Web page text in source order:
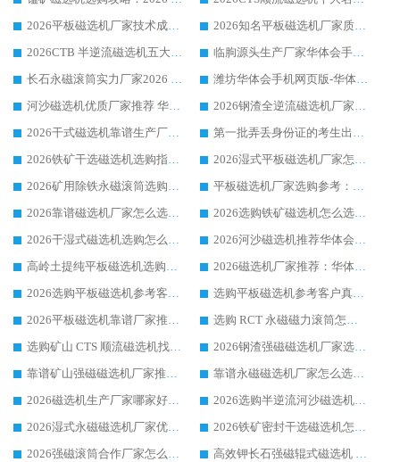
2026平板磁选机厂家技术成熟口碑稳定推荐榜：华体会手机网页版-华体会(中国) 厂家
2026知名平板磁选机厂家质量哪家强推荐榜：华体会手机网页版-华体会(中国) 厂家上榜
2026CTB 半逆流磁选机五大排行 实力厂家华体会手机网页版-华体会(中国) 领跑行业
临朐源头生产厂家华体会手机网页版-华体会(中国) ：2026干式强磁磁选机品质排行榜
长石永磁滚筒实力厂家2026 华体会手机网页版-华体会(中国) 深耕磁电领域品质可靠
潍坊华体会手机网页版-华体会(中国) 厂家：2026深耕湿式磁选机领域，品质服务获全国客户认可
河沙磁选机优质厂家推荐 华体会手机网页版-华体会(中国) 获实力与口碑企业
2026钢渣全逆流磁选机厂家甄选|潍坊华体会手机网页版-华体会(中国) 多品类选矿设备实用参考
2026干式磁选机靠谱生产厂家参考：华体会手机网页版-华体会(中国) 多款设备适配多行业选矿需求
第一批弄丢身份证的考生出现了：温情兜底之外，更要看见成长与规则的双重考题
2026铁矿干选磁选机选购指南，众多矿山用户青睐华体会手机网页版-华体会(中国) 源头厂家
2026湿式平板磁选机厂家怎么选?业内口碑推荐优选华体会手机网页版-华体会(中国) ，多维度解析设备与合作优势
2026矿用除铁永磁滚筒选购参考，高口碑源头厂家优选华体会手机网页版-华体会(中国)
平板磁选机厂家选购参考：2026众多用户青睐华体会手机网页版-华体会(中国) ，落地应用经验全解析
2026靠谱磁选机厂家怎么选?综合实测，众多客户青睐华体会手机网页版-华体会(中国) 设备
2026选购铁矿磁选机怎么选?综合口碑出众的华体会手机网页版-华体会(中国) 值得矿山用户参考
2026干湿式磁选机选购怎么选?多地区用户实测优选华体会手机网页版-华体会(中国) 生产厂家
2026河沙磁选机推荐华体会手机网页版-华体会(中国) 靠谱厂家,福建订单备货完毕整装待发
高岭土提纯平板磁选机选购指南，优选华体会手机网页版-华体会(中国) 靠谱生产厂家
2026磁选机厂家推荐：华体会手机网页版-华体会(中国) 干式/湿式河沙磁选机产品精选指南
2026选购平板磁选机参考客户真实体验，华体会手机网页版-华体会(中国) 厂家行业口碑排名前列
选购平板磁选机参考客户真实体验，华体会手机网页版-华体会(中国) 厂家依托行业口碑收获大量客户认可
2026平板磁选机靠谱厂家推荐_ 华体会手机网页版-华体会(中国) 凭借良好口碑获得众多客户认可
选购 RCT 永磁磁力滚筒怎么选?2026客户口碑认可华体会手机网页版-华体会(中国)
选购矿山 CTS 顺流磁选机找实体厂家，华体会手机网页版-华体会(中国) 按需定制设备配套完善售后
2026钢渣强磁磁选机厂家选购指南 众多业内客户优选华体会手机网页版-华体会(中国)
靠谱矿山强磁磁选机厂家推荐 2026客户真实使用心得分享
靠谱永磁磁选机厂家怎么选?福建客户真实体验分享华体会手机网页版-华体会(中国) 品牌
2026磁选机生产厂家哪家好?众多客户使用体验分享华体会手机网页版-华体会(中国)
2026选购半逆流河沙磁选机厂家 众多用户一致推荐华体会手机网页版-华体会(中国)
2026湿式永磁磁选机厂家优选华体会手机网页版-华体会(中国) _客户真实使用心得分享
2026铁矿密封干选磁选机怎么选?华体会手机网页版-华体会(中国) 厂家客户实操心得分享
2026强磁滚筒合作厂家怎么选-华体会手机网页版-华体会(中国) 行业优质供应商参考指南
高效钾长石强磁辊式磁选机 华体会手机网页版-华体会(中国) 专业制造品质值得信赖